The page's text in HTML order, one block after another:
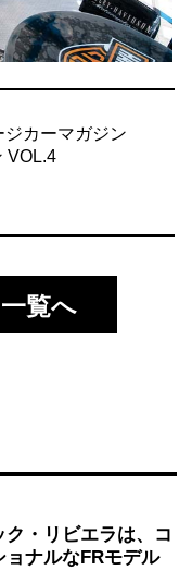
カーマガジン
VOL.4
覧へ
ク・リビエラは、コ
ョナルなFRモデル